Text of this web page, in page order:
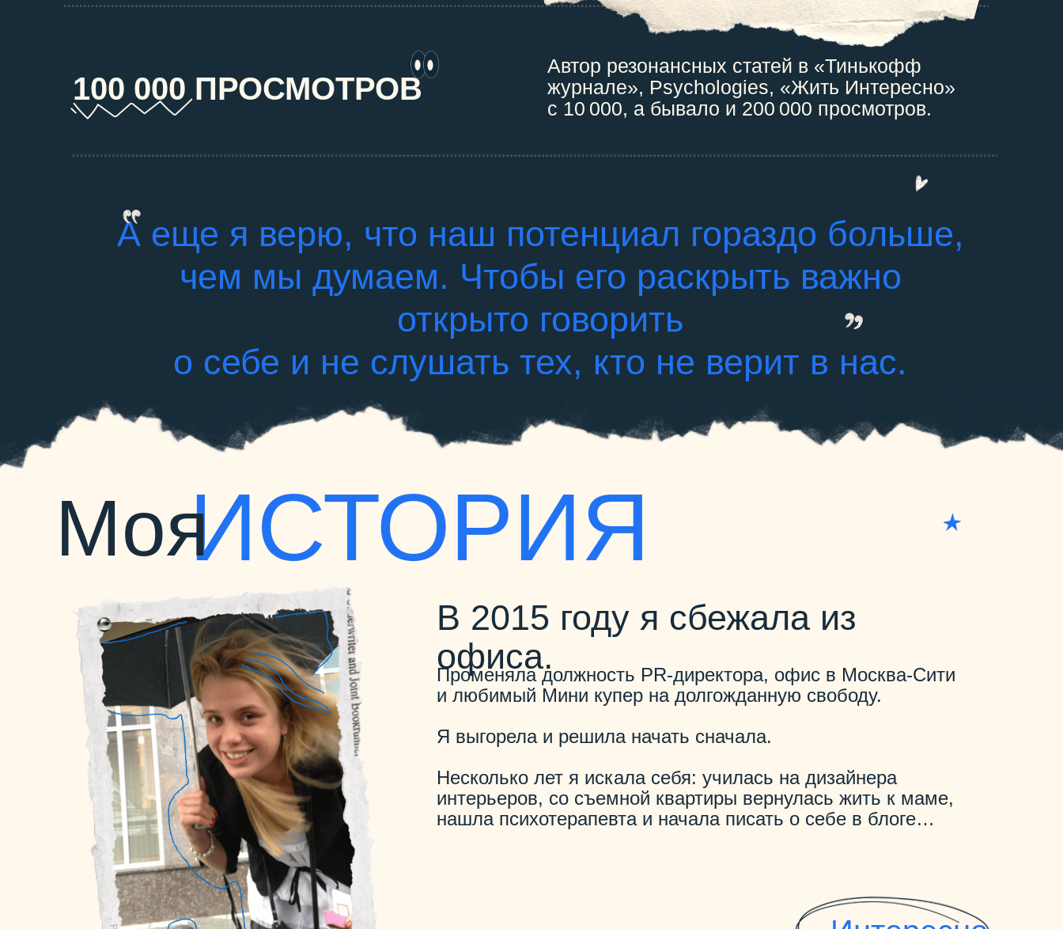
100 000 ПРОСМОТРОВ
Автор резонансных статей в «Тинькофф
журнале», Psychologies, «Жить Интересно»
с 10 000, а бывало и 200 000 просмотров.
А еще я верю, что наш потенциал гораздо больше,
чем мы думаем. Чтобы его раскрыть важно
открыто говорить
о себе и не слушать тех, кто не верит в нас.
ИСТОРИЯ
Моя
В 2015 году я сбежала из
офиса.
Променяла должность PR-директора, офис в Москва-Сити
и любимый Мини купер на долгожданную свободу.
Я выгорела и решила начать сначала.
Несколько лет я искала себя: училась на дизайнера
интерьеров, со съемной квартиры вернулась жить к маме,
нашла психотерапевта и начала писать о себе в блоге…